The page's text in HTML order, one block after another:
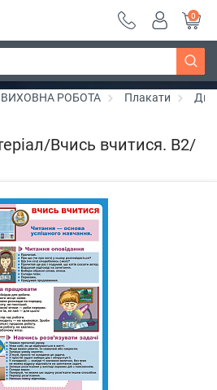
~ 250 грн ~
Дізнатись більше
0
ВИХОВНА РОБОТА Плакати
Вчись вчитися. В2/